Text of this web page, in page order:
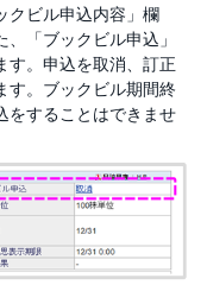
クビル申込内容」欄
「ブックビル申込」
す。申込を取消、訂正
す。ブックビル期間終
をすることはできませ